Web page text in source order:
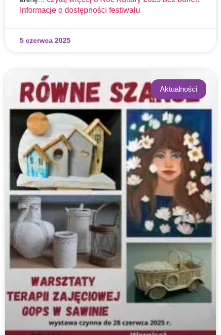
Informacje o dostępności festiwalu
5 czerwca 2025
Aktualności